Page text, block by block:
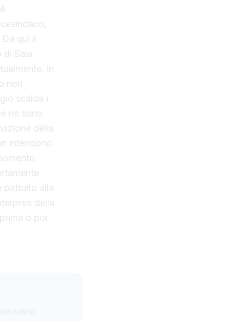
qui il
di Sala
in
non
scalda i
ne sono
della
intendono
pattuito alla
della
o poi